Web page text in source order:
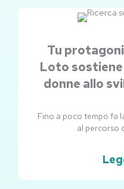
Tu
Loto
donne allo
Fino a poco tempo fa
al percorso